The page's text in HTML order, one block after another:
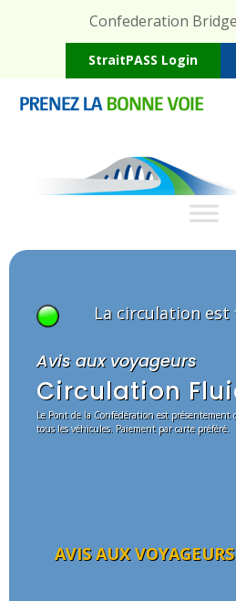
Confederation
StraitPASS Login
La circulation est
Avis aux voyageurs
Circulation
Le Pont de la Confédération est présentement
tous les véhicules. Paiement par carte préféré.
AVIS AUX VOYAGEURS